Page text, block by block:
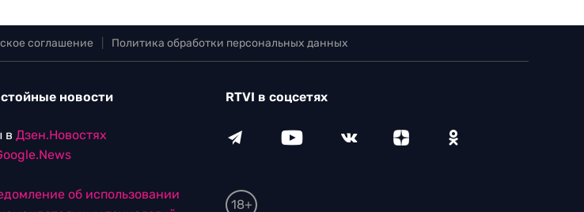
соглашение Политика обработки персональных данных
новости
в Дзен.Новостях
об использовании
RTVI в соцсетях
18+